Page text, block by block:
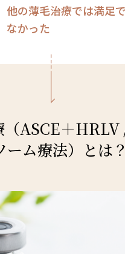
他の薄毛治療では満足
なかった
ASCE＋HRLV
ーム療法）とは？